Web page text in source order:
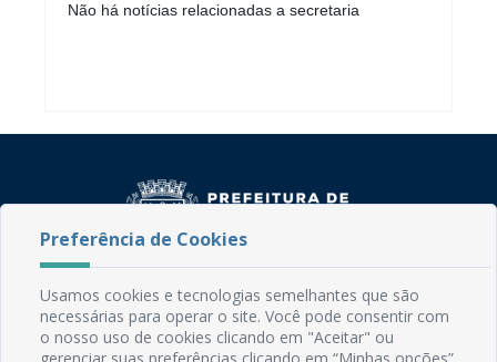
Não há notícias relacionadas a secretaria
Rua do Imperador, 78, Centro
CEP: 58.280-000 - Mamanguape/PB
Fone: (83) 3292-2246
Preferência de Cookies
Usamos cookies e tecnologias semelhantes que são
necessárias para operar o site. Você pode consentir com
o nosso uso de cookies clicando em "Aceitar" ou